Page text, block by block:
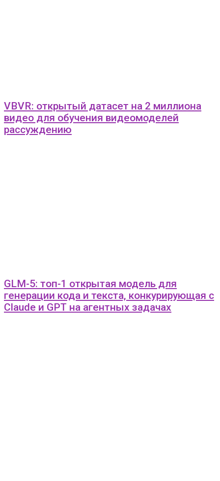
VBVR: открытый датасет на 2 миллиона
видео для обучения видеомоделей
рассуждению
GLM-5: топ-1 открытая модель для
генерации кода и текста, конкурирующая с
Claude и GPT на агентных задачах